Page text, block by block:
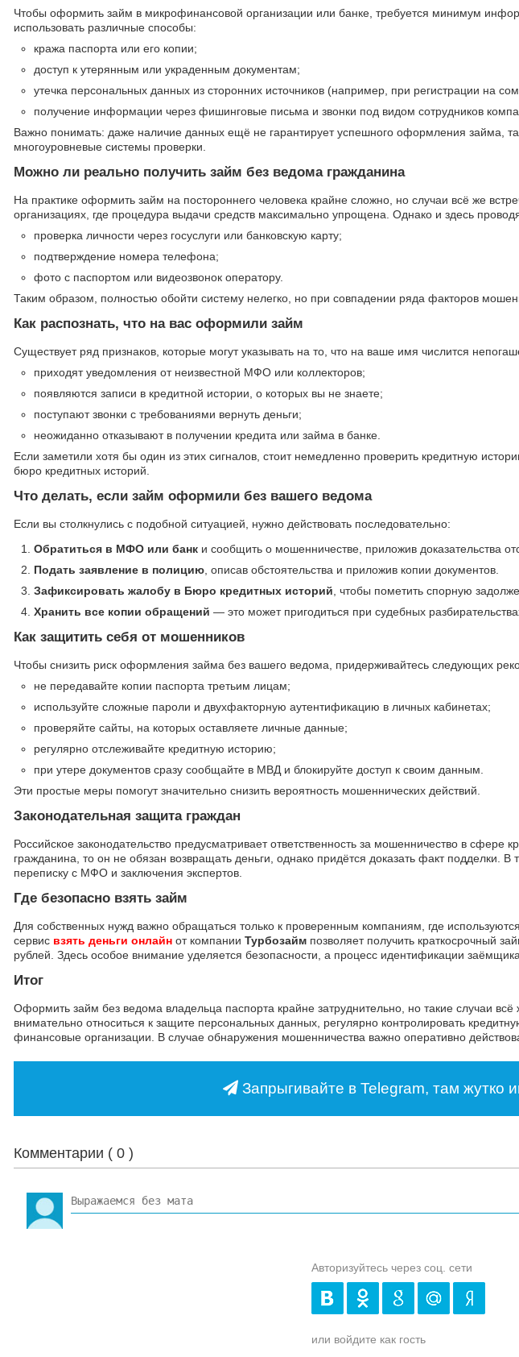
Чтобы оформить займ в микрофинансовой организации или банке, требуется минимум
использовать различные способы:
кража паспорта или его копии;
доступ к утерянным или украденным документам;
утечка персональных данных из сторонних источников (например, при регистрации на
получение информации через фишинговые письма и звонки под видом сотрудников
Важно понимать: даже наличие данных ещё не гарантирует успешного оформления займа,
многоуровневые системы проверки.
Можно ли реально получить займ без ведома гражданина
На практике оформить займ на постороннего человека крайне сложно, но случаи всё же
организациях, где процедура выдачи средств максимально упрощена. Однако и здесь
проверка личности через госуслуги или банковскую карту;
подтверждение номера телефона;
фото с паспортом или видеозвонок оператору.
Таким образом, полностью обойти систему нелегко, но при совпадении ряда факторов
Как распознать, что на вас оформили займ
Существует ряд признаков, которые могут указывать на то, что на ваше имя числится
приходят уведомления от неизвестной МФО или коллекторов;
появляются записи в кредитной истории, о которых вы не знаете;
поступают звонки с требованиями вернуть деньги;
неожиданно отказывают в получении кредита или займа в банке.
Если заметили хотя бы один из этих сигналов, стоит немедленно проверить кредитную
бюро кредитных историй.
Что делать, если займ оформили без вашего ведома
Если вы столкнулись с подобной ситуацией, нужно действовать последовательно:
Обратиться в МФО или банк и сообщить о мошенничестве, приложив доказательства
Подать заявление в полицию , описав обстоятельства и приложив копии документов.
Зафиксировать жалобу в Бюро кредитных историй , чтобы пометить спорную
Хранить все копии обращений — это может пригодиться при судебных
Как защитить себя от мошенников
Чтобы снизить риск оформления займа без вашего ведома, придерживайтесь следующих
не передавайте копии паспорта третьим лицам;
используйте сложные пароли и двухфакторную аутентификацию в личных кабинетах;
проверяйте сайты, на которых оставляете личные данные;
регулярно отслеживайте кредитную историю;
при утере документов сразу сообщайте в МВД и блокируйте доступ к своим данным.
Эти простые меры помогут значительно снизить вероятность мошеннических действий.
Законодательная защита граждан
Российское законодательство предусматривает ответственность за мошенничество в
гражданина, то он не обязан возвращать деньги, однако придётся доказать факт подделки.
переписку с МФО и заключения экспертов.
Где безопасно взять займ
Для собственных нужд важно обращаться только к проверенным компаниям, где
сервис взять деньги онлайн от компании Турбозайм позволяет получить краткосрочный
рублей. Здесь особое внимание уделяется безопасности, а процесс идентификации
Итог
Оформить займ без ведома владельца паспорта крайне затруднительно, но такие случаи
внимательно относиться к защите персональных данных, регулярно контролировать
финансовые организации. В случае обнаружения мошенничества важно оперативно
Запрыгивайте в Telegram, там жутко
Комментарии ( 0 )
Авторизуйтесь через соц. сети
или войдите как гость